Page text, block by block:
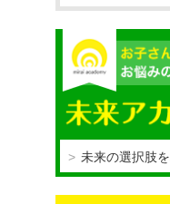
未来の選択肢